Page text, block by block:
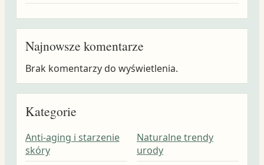
Najnowsze komentarze
Brak komentarzy do wyświetlenia.
Kategorie
Anti-aging i starzenie
skóry
Naturalne trendy
urody